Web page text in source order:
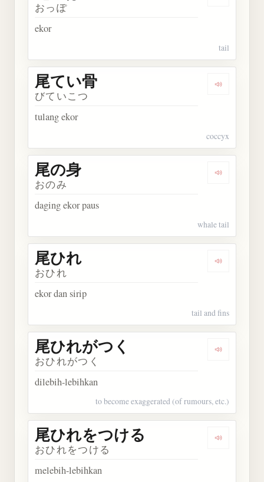
おっぽ
ekor
tail
Dengarkan
尾てい骨
びていこつ
tulang ekor
coccyx
Dengarkan
尾の身
おのみ
daging ekor paus
whale tail
Dengarkan
尾ひれ
おひれ
ekor dan sirip
tail and fins
Dengarkan
尾ひれがつく
おひれがつく
dilebih-lebihkan
to become exaggerated (of rumours, etc.)
Dengarkan
尾ひれをつける
おひれをつける
melebih-lebihkan